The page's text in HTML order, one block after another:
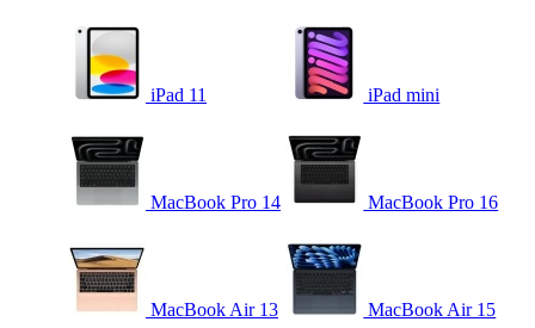
iPad 11 iPad mini
MacBook Pro 14 MacBook Pro 16
MacBook Air 13 MacBook Air 15